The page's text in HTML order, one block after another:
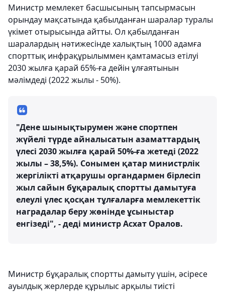
Министр мемлекет басшысының тапсырмасын
орындау мақсатында қабылданған шаралар туралы
үкімет отырысында айтты. Ол қабылданған
шаралардың нәтижесінде халықтың 1000 адамға
спорттық инфрақұрылыммен қамтамасыз етілуі
2030 жылға қарай 65%-ға дейін ұлғаятынын
мәлімдеді (2022 жылы - 50%).
"Дене шынықтырумен және спортпен
жүйелі түрде айналысатын азаматтардың
үлесі 2030 жылға қарай 50%-ға жетеді (2022
жылы – 38,5%). Сонымен қатар министрлік
жергілікті атқарушы органдармен бірлесіп
жыл сайын бұқаралық спортты дамытуға
елеулі үлес қосқан тұлғаларға мемлекеттік
наградалар беру жөнінде ұсыныстар
енгізеді", - деді министр Асхат Оралов.
Министр бұқаралық спортты дамыту үшін, әсіресе
ауылдық жерлерде құрылыс арқылы тиісті